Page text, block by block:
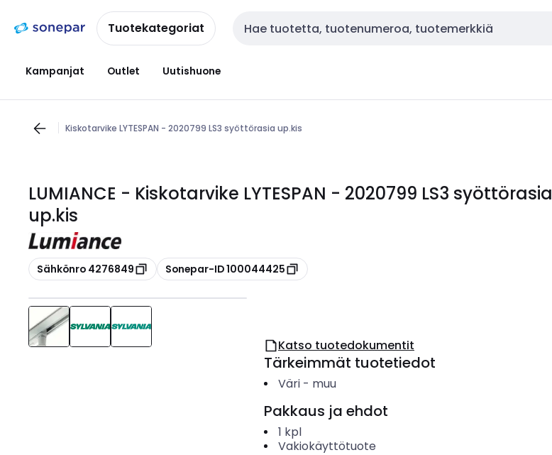
navigointiinsisältöönTuotekategoriat Haku
Kampanjat Outlet Uutishuone
Kiskotarvike LYTESPAN - 2020799 LS3 syöttörasia up.kis
LUMIANCE - Kiskotarvike LYTESPAN - 2020799 LS3 syöttörasia
up.kis
Kopioi
Sähkönro 4276849 Kopioi
Sonepar-ID 100044425
Katso tuotedokumentit
Tärkeimmät tuotetiedot
Väri- muu
Pakkaus ja ehdot
1 kpl
Vakiokäyttötuote